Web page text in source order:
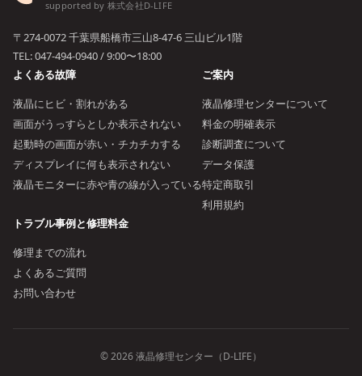
supported by 株式会社D-LIFE
〒274-0072 千葉県船橋市三山8-47-6 三山ビル1階
TEL:047-494-0940/ 9:00〜18:00
よくある故障
液晶にヒビ・割れがある
画面がうっすらとしか表示されない
起動時の画面が赤い・チカチカする
ディスプレイに何も表示されない
液晶モニターに赤や青の線が入っている
ご案内
液晶修理センターについて
料金の明確表示
診断調査について
データ保護
特定商取引
利用規約
トラブル事例と修理料金
修理までの流れ
よくあるご質問
お問い合わせ
© 2026 液晶修理センター（D-LIFE）